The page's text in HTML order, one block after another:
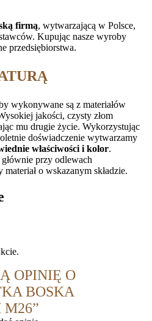
firmą, wytwarzającą w Polsce,
Kupując nasze wyroby
przedsiębiorstwa.
wykonywane są z materiałów
jakości, czysty złom
mu drugie życie. Wykorzystując
doświadczenie wytwarzamy
właściwości i kolor.
przy odlewach
o wskazanym składzie.
OPINIĘ O
BOSKA